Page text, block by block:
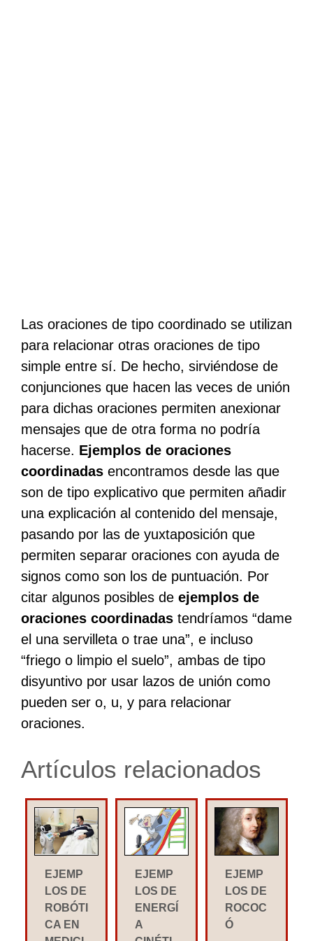
Las oraciones de tipo coordinado se utilizan
para relacionar otras oraciones de tipo
simple entre sí. De hecho, sirviéndose de
conjunciones que hacen las veces de unión
para dichas oraciones permiten anexionar
mensajes que de otra forma no podría
hacerse. Ejemplos de oraciones
coordinadas encontramos desde las que
son de tipo explicativo que permiten añadir
una explicación al contenido del mensaje,
pasando por las de yuxtaposición que
permiten separar oraciones con ayuda de
signos como son los de puntuación. Por
citar algunos posibles de ejemplos de
oraciones coordinadas tendríamos “dame
el una servilleta o trae una”, e incluso
“friego o limpio el suelo”, ambas de tipo
disyuntivo por usar lazos de unión como
pueden ser o, u, y para relacionar
oraciones.
Artículos relacionados
EJEMP
LOS DE
ROBÓTI
CA EN
EJEMP
LOS DE
ENERGÍ
A
EJEMP
LOS DE
ROCOC
Ó